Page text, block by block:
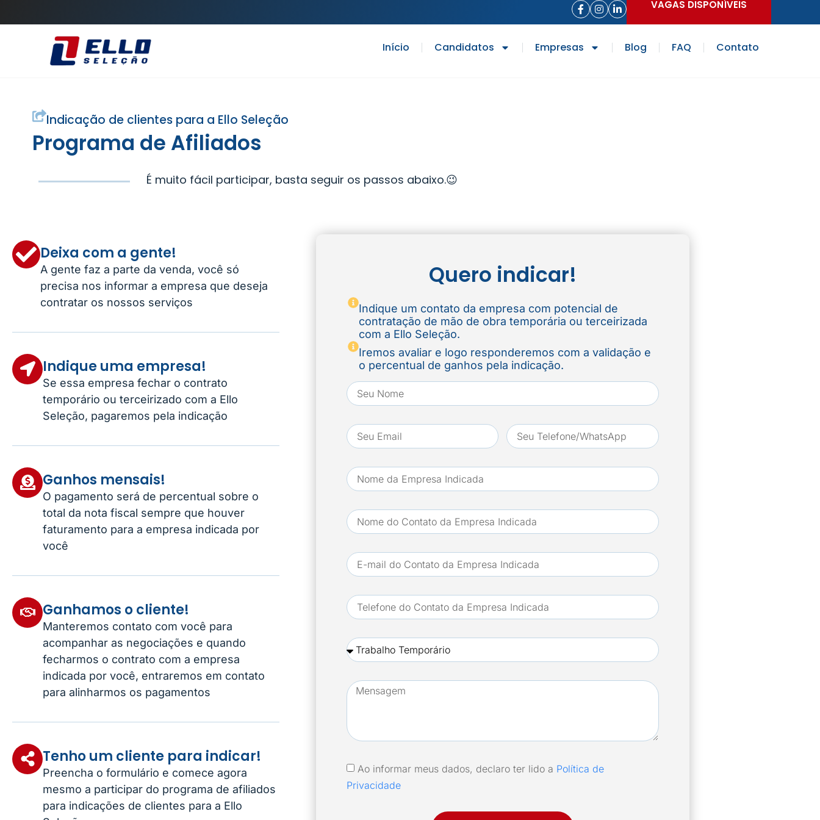
VAGAS DISPONÍVEIS
Início Candidatos Empresas Blog FAQ Contato
Indicação de clientes para a Ello Seleção
Programa de Afiliados
É muito fácil participar, basta seguir os passos abaixo.😉
Deixa com a gente!
A gente faz a parte da venda, você só
precisa nos informar a empresa que deseja
contratar os nossos serviços
Indique uma empresa!
Se essa empresa fechar o contrato
temporário ou terceirizado com a Ello
Seleção, pagaremos pela indicação
Ganhos mensais!
O pagamento será de percentual sobre o
total da nota fiscal sempre que houver
faturamento para a empresa indicada por
você
Ganhamos o cliente!
Manteremos contato com você para
acompanhar as negociações e quando
fecharmos o contrato com a empresa
indicada por você, entraremos em contato
para alinharmos os pagamentos
Tenho um cliente para indicar!
Preencha o formulário e comece agora
mesmo a participar do programa de afiliados
para indicações de clientes para a Ello
Quero indicar!
Indique um contato da empresa com potencial de
contratação de mão de obra temporária ou terceirizada
com a Ello Seleção.
Iremos avaliar e logo responderemos com a validação e
o percentual de ganhos pela indicação.
Ao informar meus dados, declaro ter lido a Política de
Privacidade